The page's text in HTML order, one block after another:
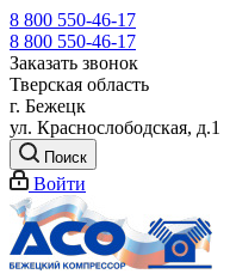
8 800 550-46-17
8 800 550-46-17
Заказать звонок
Тверская область
г. Бежецк
ул. Краснослободская, д.1
Поиск
Войти